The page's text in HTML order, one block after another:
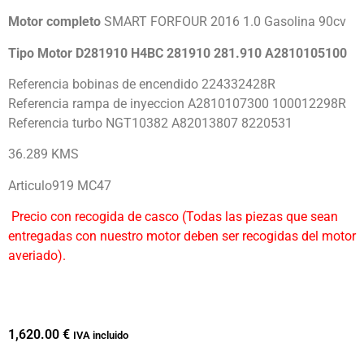
Motor completo SMART FORFOUR 2016 1.0 Gasolina 90cv
Tipo Motor D281910 H4BC 281910 281.910 A2810105100
Referencia bobinas de encendido 224332428R
Referencia rampa de inyeccion A2810107300 100012298R
Referencia turbo NGT10382 A82013807 8220531
36.289 KMS
Articulo919 MC47
Precio con recogida de casco (Todas las piezas que sean
entregadas con nuestro motor deben ser recogidas del motor
averiado).
1,620.00 € IVA incluido